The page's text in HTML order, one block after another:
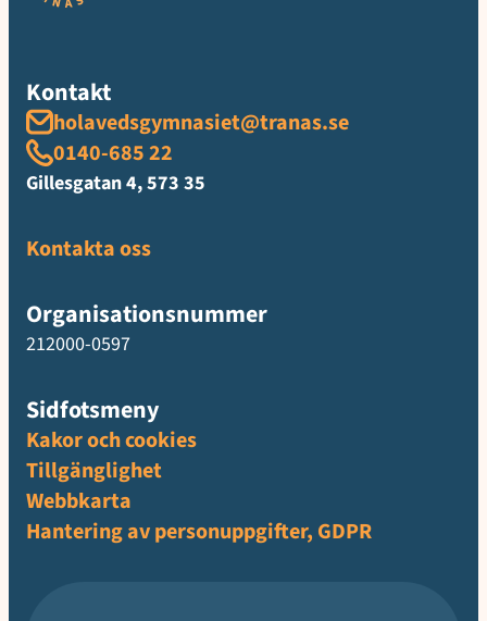
Kontakt
holavedsgymnasiet@tranas.se
0140-685 22
Gillesgatan 4, 573 35
Kontakta oss
Organisationsnummer
212000-0597
Sidfotsmeny
Kakor och cookies
Tillgänglighet
Webbkarta
Hantering av personuppgifter, GDPR